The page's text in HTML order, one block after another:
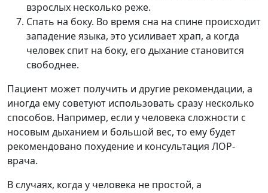
взрослых несколько реже.
Спать на боку. Во время сна на спине происходит
западение языка, это усиливает храп, а когда
человек спит на боку, его дыхание становится
свободнее.
Пациент может получить и другие рекомендации, а
иногда ему советуют использовать сразу несколько
способов. Например, если у человека сложности с
носовым дыханием и большой вес, то ему будет
рекомендовано похудение и консультация ЛОР-
врача.
В случаях, когда у человека не простой, а